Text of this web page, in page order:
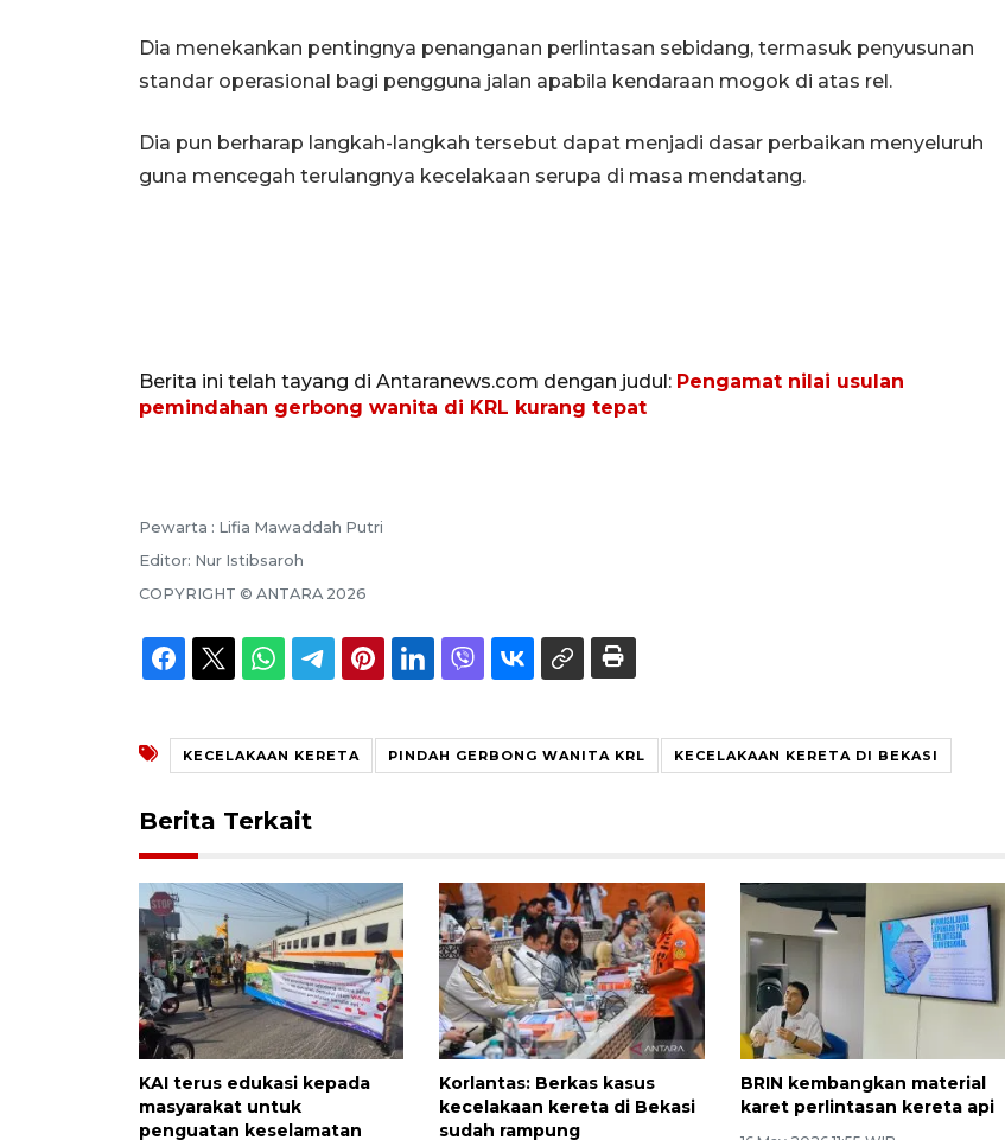
Dia menekankan pentingnya penanganan perlintasan sebidang, termasuk penyusunan
standar operasional bagi pengguna jalan apabila kendaraan mogok di atas rel.
Dia pun berharap langkah-langkah tersebut dapat menjadi dasar perbaikan menyeluruh
guna mencegah terulangnya kecelakaan serupa di masa mendatang.
Berita ini telah tayang di Antaranews.com dengan judul: Pengamat nilai usulan
pemindahan gerbong wanita di KRL kurang tepat
Pewarta : Lifia Mawaddah Putri
Editor: Nur Istibsaroh
COPYRIGHT © ANTARA 2026
KECELAKAAN KERETA PINDAH GERBONG WANITA KRL KECELAKAAN KERETA DI BEKASI
Berita Terkait
KAI terus edukasi kepada
masyarakat untuk
penguatan keselamatan
Korlantas: Berkas kasus
kecelakaan kereta di Bekasi
sudah rampung
BRIN kembangkan material
karet perlintasan kereta api